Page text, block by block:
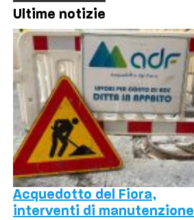
Ultime notizie
Acquedotto del Fiora,
interventi di manutenzione